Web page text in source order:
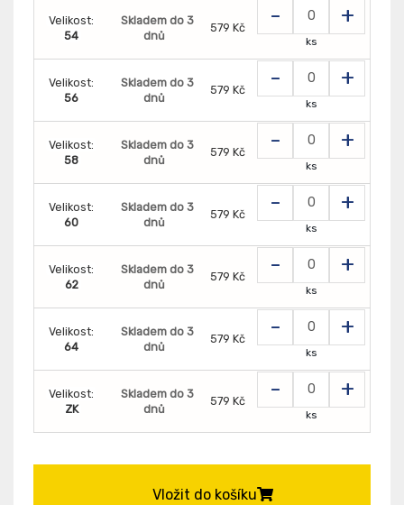
Velikost:
54
Skladem do 3
dnů
579 Kč - +
ks
Velikost:
56
Skladem do 3
dnů
579 Kč - +
ks
Velikost:
58
Skladem do 3
dnů
579 Kč - +
ks
Velikost:
60
Skladem do 3
dnů
579 Kč - +
ks
Velikost:
62
Skladem do 3
dnů
579 Kč - +
ks
Velikost:
64
Skladem do 3
dnů
579 Kč - +
ks
Velikost:
ZK
Skladem do 3
dnů
579 Kč - +
ks
Vložit do košíku